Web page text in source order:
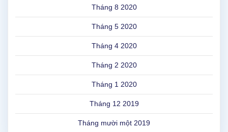
Tháng 8 2020
Tháng 5 2020
Tháng 4 2020
Tháng 2 2020
Tháng 1 2020
Tháng 12 2019
Tháng mười một 2019